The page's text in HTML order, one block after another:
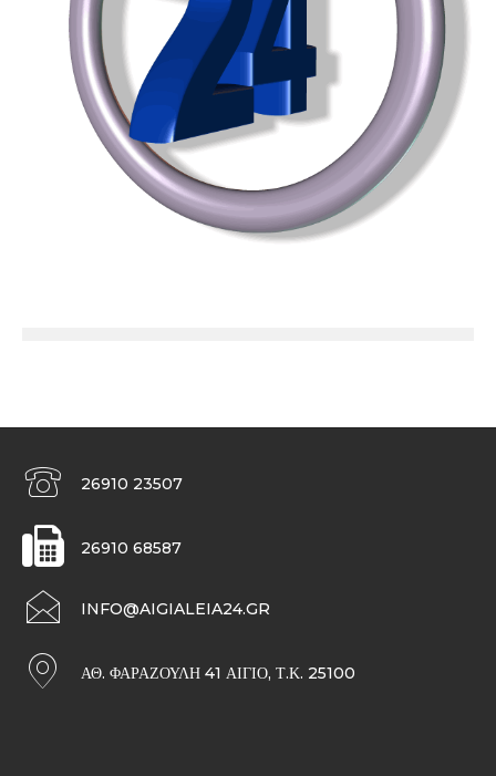
26910 23507
26910 68587
INFO@AIGIALEIA24.GR
ΑΘ. ΦΑΡΑΖΟΥΛΉ 41 ΑΊΓΙΟ, Τ.Κ. 25100